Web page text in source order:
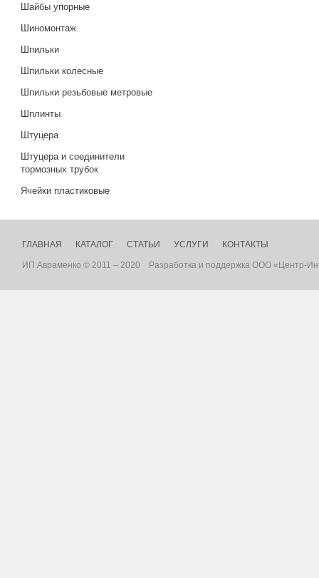
Шайбы упорные
Шиномонтаж
Шпильки
Шпильки колесные
Шпильки резьбовые метровые
Шплинты
Штуцера
Штуцера и соединители
тормозных трубок
Ячейки пластиковые
ГЛАВНАЯ КАТАЛОГ СТАТЬИ УСЛУГИ КОНТАКТЫ
ИП Авраменко © 2011 – 2020 Разработка и поддержка ООО «Центр-